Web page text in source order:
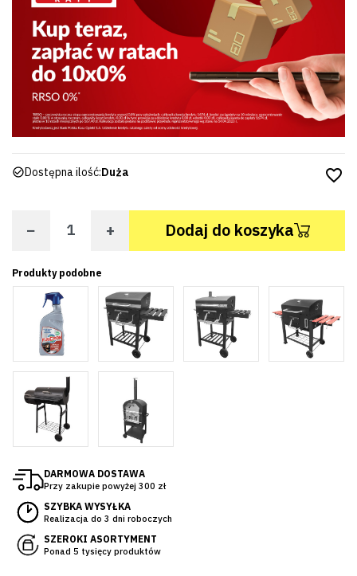
Dostępna ilość:Duża favorite_border
− + Dodaj do koszyka
Produkty podobne
DARMOWA DOSTAWA
Przy zakupie powyżej 300 zł
SZYBKA WYSYŁKA
Realizacja do 3 dni roboczych
SZEROKI ASORTYMENT
Ponad 5 tysięcy produktów